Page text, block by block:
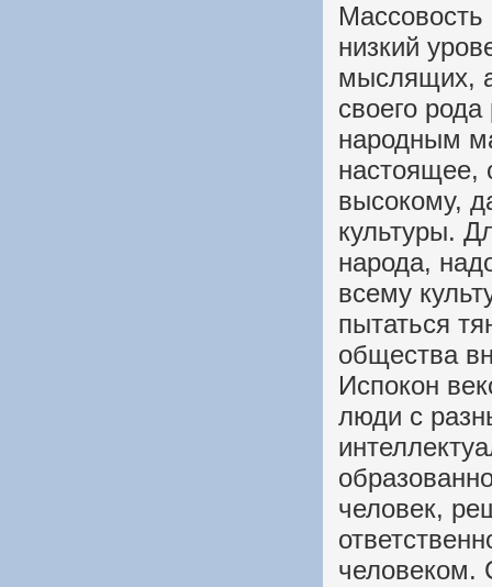
Массовость
низкий
мыслящих,
своего
народным
настоящее,
высокому,
культуры.
народа,
всему
пытаться
общества
Испокон
люди с
человек,
человеком.